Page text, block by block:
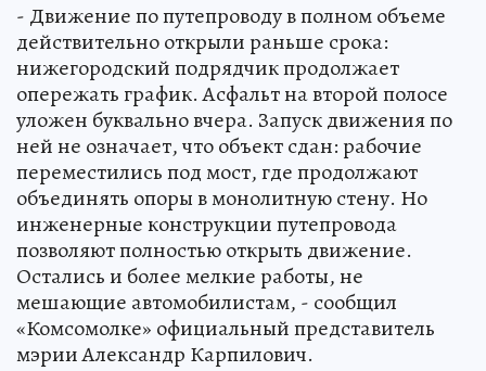
- Движение по путепроводу в полном объеме
действительно открыли раньше срока:
нижегородский подрядчик продолжает
опережать график. Асфальт на второй полосе
уложен буквально вчера. Запуск движения по
ней не означает, что объект сдан: рабочие
переместились под мост, где продолжают
объединять опоры в монолитную стену. Но
инженерные конструкции путепровода
позволяют полностью открыть движение.
Остались и более мелкие работы, не
мешающие автомобилистам, - сообщил
«Комсомолке» официальный представитель
мэрии Александр Карпилович.